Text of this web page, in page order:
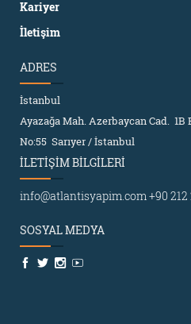
Kariyer
İletişim
ADRES
İstanbul
Ayazağa Mah. Azerbaycan Cad.
No:55 Sarıyer / İstanbul
İLETİŞİM BİLGİLERİ
info@atlantisyapim.com +90 212
SOSYAL MEDYA